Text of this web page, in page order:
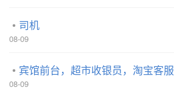
司机
08-09
宾馆前台，超市收银员，淘宝客服
08-09